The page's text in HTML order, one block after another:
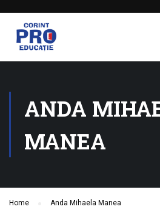
ANDA
MANEA
Home Anda Mihaela Manea